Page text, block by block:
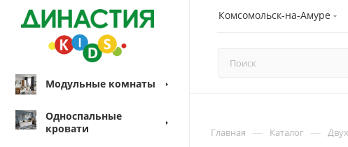
Комсомольск-на-Амуре
Модульные комнаты
Односпальные
кровати
Главная — Каталог —